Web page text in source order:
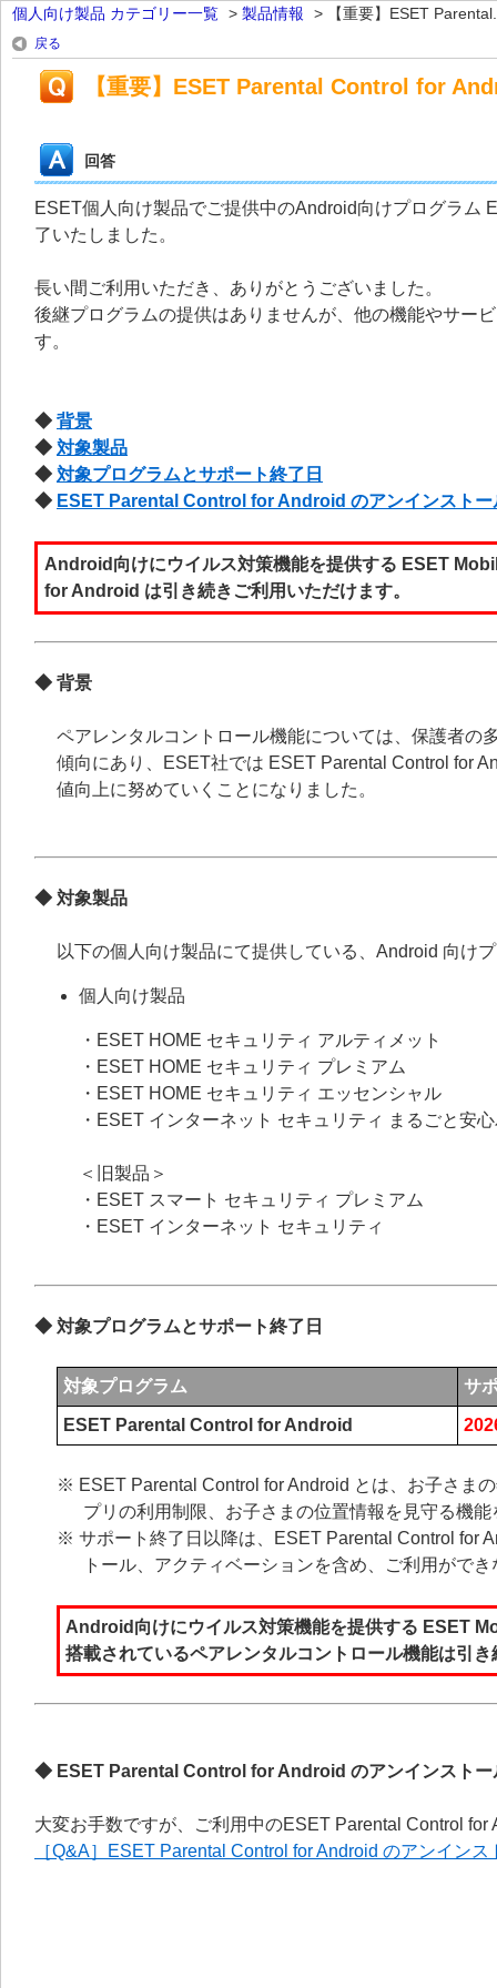
個人向け製品 カテゴリー一覧 > 製品情報 > 【重要】ESET
戻る
【重要】ESET Parental Control for
回答
ESET個人向け製品でご提供中のAndroid向けプログラム
了いたしました。
長い間ご利用いただき、ありがとうございました。
後継プログラムの提供はありませんが、他の機能やサー
す。
◆ 背景
◆ 対象製品
◆ 対象プログラムとサポート終了日
◆ ESET Parental Control for Android のアンインストー
Android向けにウイルス対策機能を提供する ESET
for Android は引き続きご利用いただけます。
◆ 背景
ペアレンタルコントロール機能については、保護者の
傾向にあり、ESET社では ESET Parental Control for
値向上に努めていくことになりました。
◆ 対象製品
以下の個人向け製品にて提供している、Android 向け
個人向け製品
・ESET HOME セキュリティ アルティメット
・ESET HOME セキュリティ プレミアム
・ESET HOME セキュリティ エッセンシャル
・ESET インターネット セキュリティ まるごと安
＜旧製品＞
・ESET スマート セキュリティ プレミアム
・ESET インターネット セキュリティ
◆ 対象プログラムとサポート終了日
対象プログラム サ
ESET Parental Control for Android
※ ESET Parental Control for Android とは、お子さま
プリの利用制限、お子さまの位置情報を見守る機
※ サポート終了日以降は、ESET Parental Control for
トール、アクティベーションを含め、ご利用がで
Android向けにウイルス対策機能を提供する ESET
搭載されているペアレンタルコントロール機能は引
◆ ESET Parental Control for Android のアンインストー
大変お手数ですが、ご利用中のESET Parental Control
［Q&A］ESET Parental Control for Android のアンインス